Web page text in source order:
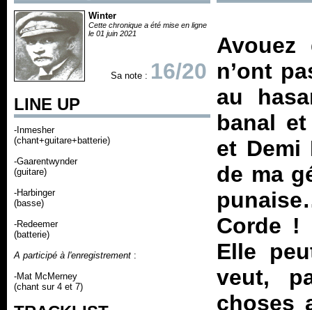
Winter
Cette chronique a été mise en ligne
le 01 juin 2021
Sa note : 16/20
LINE UP
-Inmesher
(chant+guitare+batterie)
-Gaarentwynder
(guitare)
-Harbinger
(basse)
-Redeemer
(batterie)
A participé à l'enregistrement :
-Mat McMerney
(chant sur 4 et 7)
n’ont
au
banal
et Demi
de ma
Corde !
Elle
veut,
choses